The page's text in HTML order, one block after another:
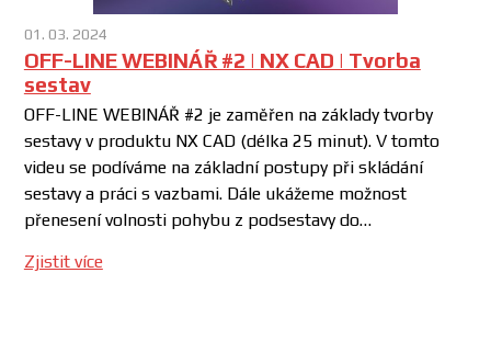
01. 03. 2024
OFF-LINE WEBINÁŘ #2 | NX CAD | Tvorba
sestav
OFF-LINE WEBINÁŘ #2 je zaměřen na základy tvorby
sestavy v produktu NX CAD (délka 25 minut). V tomto
videu se podíváme na základní postupy při skládání
sestavy a práci s vazbami. Dále ukážeme možnost
přenesení volnosti pohybu z podsestavy do…
Zjistit více